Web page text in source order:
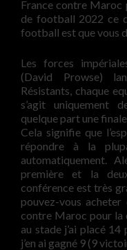
France contre Maroc
de football 2022 ce
football est que vous
Les forces
(David Prowse)
Résistants, chaque
s’agit uniquement
quelque part une
Cela signifie que
répondre à la
automatiquement.
première et la
conférence est très
pouvez-vous
contre Maroc pour la
au stade j’ai placé
j’en ai gagné 9 (9